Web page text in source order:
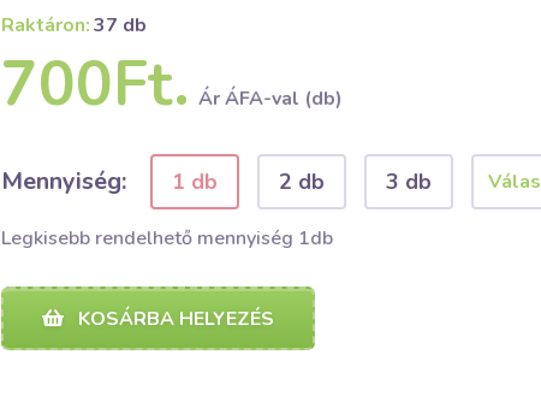
Raktáron:37 db
700Ft. Ár ÁFA-val (db)
Mennyiség: 1 db 2 db 3 db
Legkisebb rendelhető mennyiség 1db
KOSÁRBA HELYEZÉS